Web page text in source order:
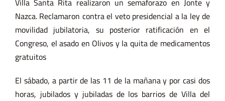
Villa Santa Rita realizaron un semaforazo en Jonte y
Nazca. Reclamaron contra el veto presidencial a la ley de
movilidad jubilatoria, su posterior ratificación en el
Congreso, el asado en Olivos y la quita de medicamentos
gratuitos
El sábado, a partir de las 11 de la mañana y por casi dos
horas, jubilados y jubiladas de los barrios de Villa del